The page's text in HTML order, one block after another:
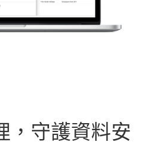
，守護資料安